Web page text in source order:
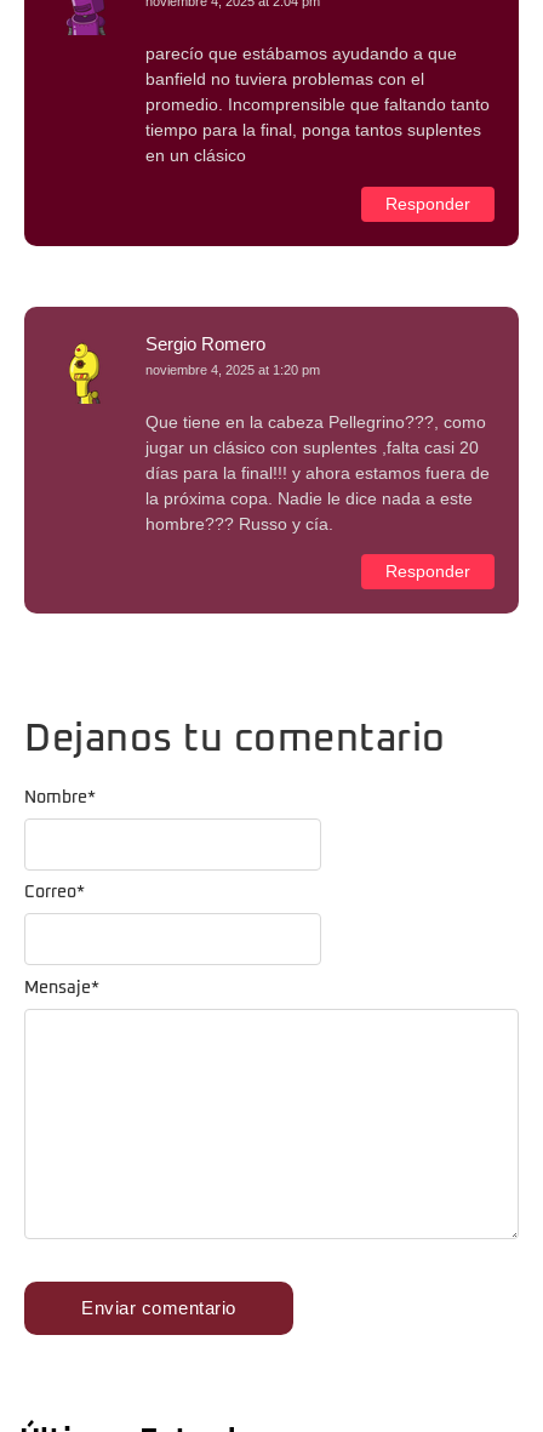
parecío que estábamos ayudando a que
banfield no tuviera problemas con el
promedio. Incomprensible que faltando tanto
tiempo para la final, ponga tantos suplentes
en un clásico
Responder
Sergio Romero
noviembre 4, 2025 at 1:20 pm
Que tiene en la cabeza Pellegrino???, como
jugar un clásico con suplentes ,falta casi 20
días para la final!!! y ahora estamos fuera de
la próxima copa. Nadie le dice nada a este
hombre??? Russo y cía.
Responder
Dejanos tu comentario
Mensaje*
Nombre*
Correo*